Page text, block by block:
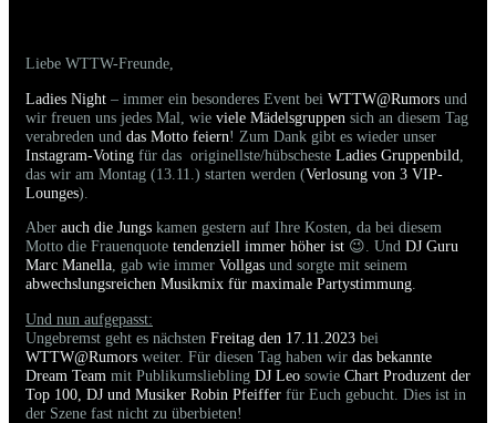
Liebe WTTW-Freunde,
Ladies Night – immer ein besonderes Event bei WTTW@Rumors und
wir freuen uns jedes Mal, wie viele Mädelsgruppen sich an diesem Tag
verabreden und das Motto feiern! Zum Dank gibt es wieder unser
Instagram-Voting für das originellste/hübscheste Ladies Gruppenbild
das wir am Montag (13.11.) starten werden (Verlosung von 3 VIP-
Lounges).
Aber auch die Jungs kamen gestern auf Ihre Kosten, da bei diesem
Motto die Frauenquote tendenziell immer höher ist 😉. Und DJ Guru
Marc Manella , gab wie immer Vollgas und sorgte mit seinem
abwechslungsreichen Musikmix für maximale Partystimmung
Und nun aufgepasst:
Ungebremst geht es nächsten Freitag den 17.11.2023 bei
WTTW@Rumors weiter. Für diesen Tag haben wir das bekannte
Dream Team mit Publikumsliebling DJ Leo sowie Chart Produzent der
Top 100, DJ und Musiker Robin Pfeiffer für Euch gebucht. Dies ist in
der Szene fast nicht zu überbieten!